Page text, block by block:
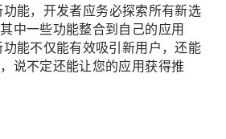
能，开发者应务必探索所有新选
中一些功能整合到自己的应用
能不仅能有效吸引新用户，还能
说不定还能让您的应用获得推